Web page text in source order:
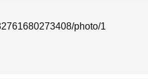
photo/1